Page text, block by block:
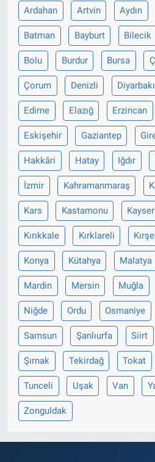
Ardahan Artvin Aydın
Batman Bayburt Bilecik
Bolu Burdur Bursa
Çorum Denizli
Edirne Elazığ Erzincan
Eskişehir Gaziantep
Hakkâri Hatay Iğdır
İzmir Kahramanmaraş
Kars Kastamonu
Kırıkkale Kırklareli
Konya Kütahya Malatya
Mardin Mersin Muğla
Niğde Ordu Osmaniye
Samsun Şanlıurfa Siirt
Şırnak Tekirdağ Tokat
Tunceli Uşak Van
Zonguldak